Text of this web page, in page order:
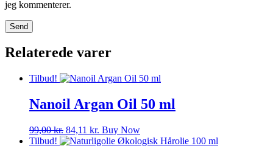
jeg kommenterer.
Relaterede varer
Tilbud!
Nanoil Argan Oil 50 ml
99,00kr. Den
oprindelige
84,11 kr. Den
aktuelle
Buy Now
Tilbud!